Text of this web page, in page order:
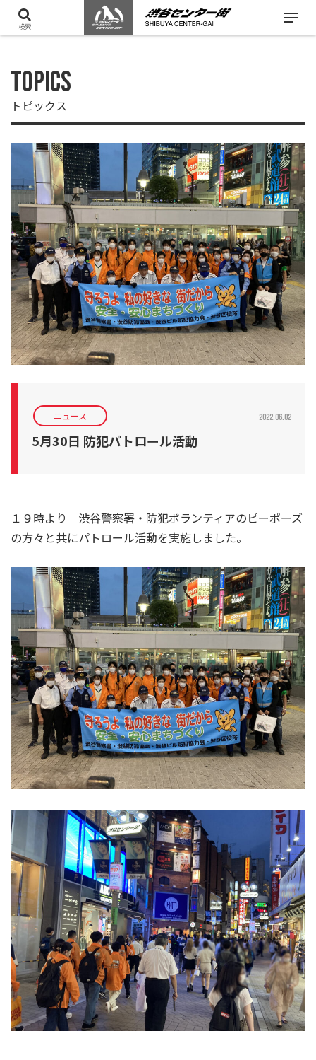
TOPICS
トピックス
ニュース 2022.06.02
5月30日 防犯パトロール活動
１９時より 渋谷警察署・防犯ボランティアのピーポーズ
の方々と共にパトロール活動を実施しました。
検索